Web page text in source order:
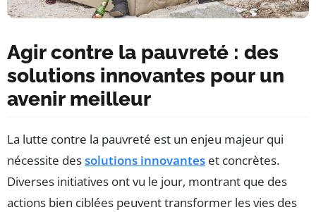
Agir contre la pauvreté : des
solutions innovantes pour un
avenir meilleur
La lutte contre la pauvreté est un enjeu majeur qui
nécessite dessolutions innovantes et concrètes.
Diverses initiatives ont vu le jour, montrant que des
actions bien ciblées peuvent transformer les vies des